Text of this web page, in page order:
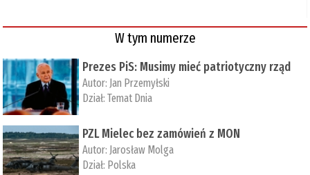
W tym numerze
Prezes PiS: Musimy mieć patriotyczny rząd
Autor: Jan Przemyłski
Dział:Temat Dnia
PZL Mielec bez zamówień z MON
Autor: Jarosław Molga
Dział: Polska